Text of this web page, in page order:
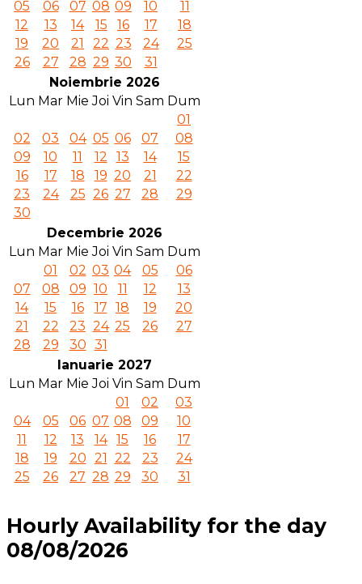
05 06 07 08 09 10
11
12
13 14 15 16 17
18
19
20 21 22 23 24
25
26
27 28 29 30
31
Noiembrie 2026
Lun Mar Mie Joi Vin Sam Dum
01
02
03 04 05 06 07
08
09
10 11 12 13 14
15
16
17 18 19 20 21
22
23
24 25 26 27 28
29
30
Decembrie 2026
Lun Mar Mie Joi Vin Sam Dum
01
02 03 04 05
06
07
08 09 10 11 12
13
14
15 16 17 18 19
20
21
22 23 24 25 26
27
28
29 30 31
Ianuarie 2027
Lun Mar Mie Joi Vin Sam Dum
01
02
03
04
05 06 07 08 09
10
11
12 13 14 15 16
17
18
19 20 21 22 23
24
25
26 27 28 29 30 31
Hourly Availability for the day
08/08/2026